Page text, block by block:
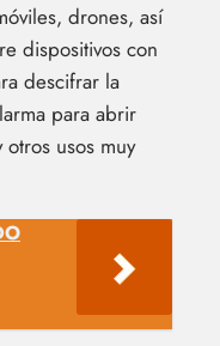
drones, así
dispositivos con
descifrar la
para abrir
usos muy